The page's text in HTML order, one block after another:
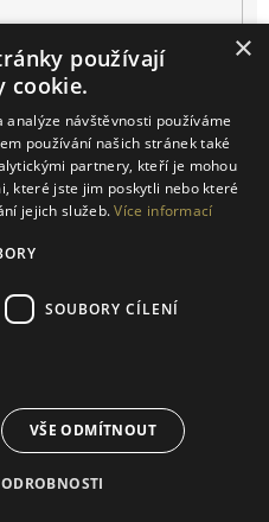
×
používají
cookie.
návštěvnosti používáme
používání našich stránek také
partnery, kteří je mohou
které jste jim poskytli nebo které
jejich služeb.Více informací
SOUBORY CÍLENÍ
VŠE ODMÍTNOUT